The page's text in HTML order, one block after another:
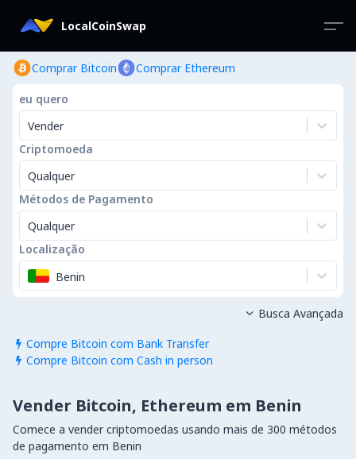
LocalCoinSwap
Comprar Bitcoin Comprar Ethereum
eu quero
Vender
Criptomoeda
Qualquer
Métodos de Pagamento
Qualquer
Localização
Benin
 Compre Bitcoin com Bank Transfer
 Compre Bitcoin com Cash in person
 Busca Avançada
Vender Bitcoin, Ethereum em Benin
Comece a vender criptomoedas usando mais de 300 métodos
de pagamento em Benin